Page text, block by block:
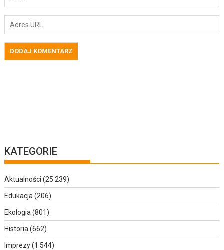
KATEGORIE
Aktualności (25 239)
Edukacja (206)
Ekologia (801)
Historia (662)
Imprezy(1 544)